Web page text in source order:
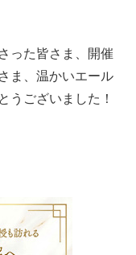
った皆さま、開催
ま、温かいエール
うございました！